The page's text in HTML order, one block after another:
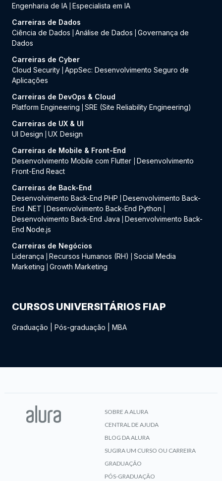
Engenharia de IA Especialista em IA
Carreiras de Dados
Ciência de Dados
Análise de Dados
Governança de
Dados
Carreiras de Cyber
Cloud Security AppSec: Desenvolvimento Seguro de
Aplicações
Carreiras de DevOps & Cloud
Platform Engineering
SRE (Site Reliability Engineering)
Carreiras de UX & UI
UI Design
UX Design
Carreiras de Mobile & Front-End
Desenvolvimento Mobile com Flutter
Desenvolvimento
Front-End React
Carreiras de Back-End
Desenvolvimento Back-End PHP
Desenvolvimento Back-
End .NET
Desenvolvimento Back-End Python
Desenvolvimento Back-End Java
Desenvolvimento Back-
End Node.js
Carreiras de Negócios
Liderança
Recursos Humanos (RH)
Social Media
Marketing
Growth Marketing
CURSOS UNIVERSITÁRIOS FIAP
Graduação Pós-graduação MBA
SOBRE A ALURA
CENTRAL DE AJUDA
BLOG DA ALURA
SUGIRA UM CURSO OU CARREIRA
GRADUAÇÃO
PÓS-GRADUAÇÃO